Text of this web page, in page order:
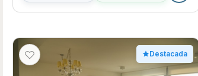
Destacada